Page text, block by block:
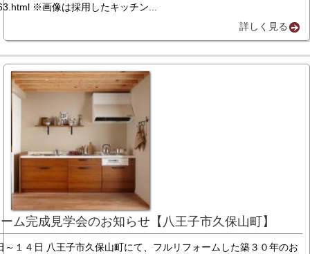
※画像は採用したキッチン...
詳しく見る
ム完成見学会のお知らせ【八王子市久保山町】
～１４日 八王子市久保山町にて、フルリフォームした築３０年のお